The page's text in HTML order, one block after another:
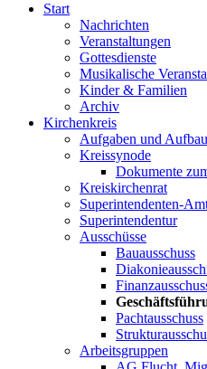
Start
Nachrichten
Veranstaltungen
Gottesdienste
Musikalische
Kinder & Familien
Archiv
Kirchenkreis
Aufgaben und Aufbau
Kreissynode
Dokumente
Kreiskirchenrat
Superintendenten-
Superintendentur
Ausschüsse
Bauausschuss
Pachtausschuss
Arbeitsgruppen